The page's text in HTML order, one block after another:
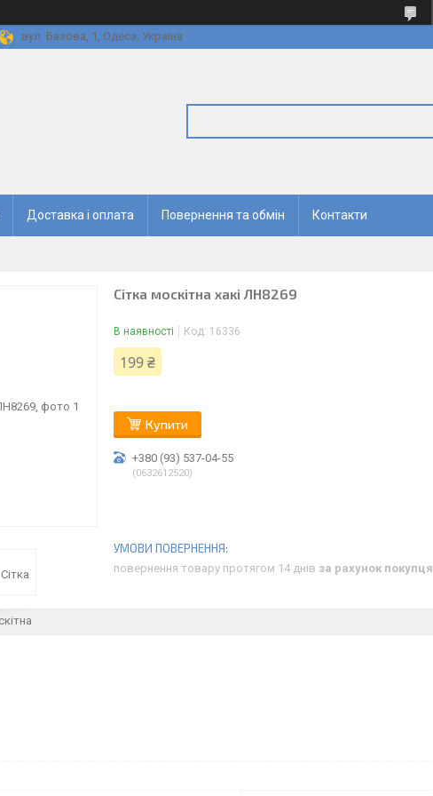
вул. Базова, 1, Одеса, Україна
Доставка і оплата Повернення та обмін Контакти
Сітка москітна хакі ЛН8269
В наявності Код: 16336
199 ₴
Купити
+380 (93) 537-04-55
0632612520
повернення товару протягом 14 днів за рахунок покупця